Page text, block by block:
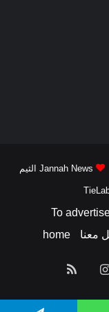
Jannah News الثيم
معنا home
انستقرام
الموقع